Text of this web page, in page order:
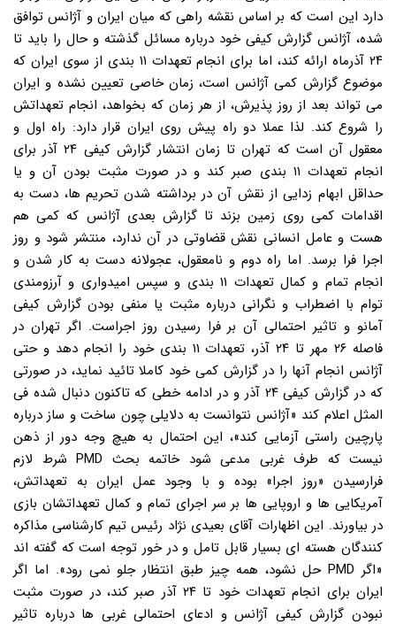
دارد این است که بر اساس نقشه راهی که میان ایران و آژانس توافق
شده، آژانس گزارش کیفی خود درباره مسائل گذشته و حال را باید تا
۲۴ آذرماه ارائه کند، اما برای انجام تعهدات ۱۱ بندی از سوی ایران که
موضوع گزارش کمی آژانس است، زمان خاصی تعیین نشده و ایران
می تواند بعد از روز پذیرش، از هر زمان که بخواهد، انجام تعهداتش
را شروع کند. لذا عملا دو راه پیش روی ایران قرار دارد: راه اول و
معقول آن است که تهران تا زمان انتشار گزارش کیفی ۲۴ آذر برای
انجام تعهدات ۱۱ بندی صبر کند و در صورت مثبت بودن آن و یا
حداقل ابهام زدایی از نقش آن در برداشته شدن تحریم ها، دست به
اقدامات کمی روی زمین بزند تا گزارش بعدی آژانس که کمی هم
هست و عامل انسانی نقش قضاوتی در آن ندارد، منتشر شود و روز
اجرا فرا برسد. اما راه دوم و نامعقول، عجولانه دست به کار شدن و
انجام تمام و کمال تعهدات ۱۱ بندی و سپس امیدواری و آرزومندی
توام با اضطراب و نگرانی درباره مثبت یا منفی بودن گزارش کیفی
آمانو و تاثیر احتمالی آن بر فرا رسیدن روز اجراست. اگر تهران در
فاصله ۲۶ مهر تا ۲۴ آذر، تعهدات ۱۱ بندی خود را انجام دهد و حتی
آژانس انجام آنها را در گزارش کمی خود کاملا تائید نماید، در صورتی
که در گزارش کیفی ۲۴ آذر و در ادامه خطی که تاکنون دنبال شده فی
المثل اعلام کند «آژانس نتوانست به دلایلی چون ساخت و ساز درباره
پارچین راستی آزمایی کند»، این احتمال به هیچ وجه دور از ذهن
نیست که طرف غربی مدعی شود خاتمه بحث PMD شرط لازم
فرارسیدن «روز اجرا» بوده و با وجود عمل ایران به تعهداتش،
آمریکایی ها و اروپایی ها بر سر اجرای تمام و کمال تعهداتشان بازی
در بیاورند. این اظهارات آقای بعیدی نژاد رئیس تیم کارشناسی مذاکره
کنندگان هسته ای بسیار قابل تامل و در خور توجه است که گفته اند
«اگر PMD حل نشود، همه چیز طبق انتظار جلو نمی رود». اما اگر
ایران برای انجام تعهدات خود تا ۲۴ آذر صبر کند، در صورت مثبت
نبودن گزارش کیفی آژانس و ادعای احتمالی غربی ها درباره تاثیر